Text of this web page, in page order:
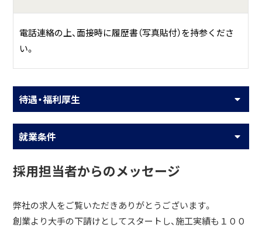
電話連絡の上、面接時に履歴書（写真貼付）を持参くださ
い。
待遇・福利厚生
就業条件
採用担当者からのメッセージ
弊社の求人をご覧いただきありがとうございます。
創業より大手の下請けとしてスタートし、施工実績も１００